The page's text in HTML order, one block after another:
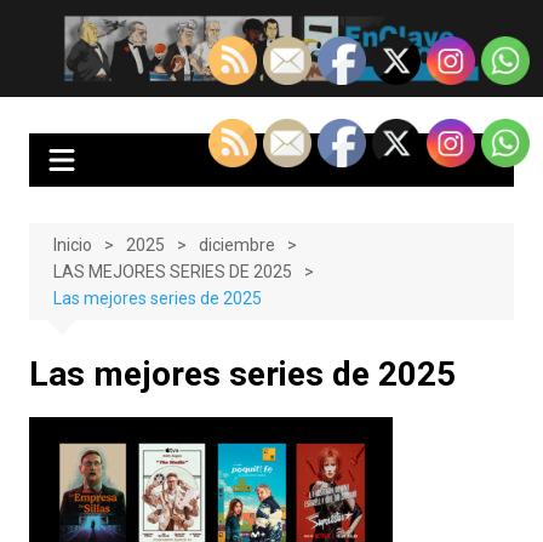
contenido
EnClave de Cine
Crítica cinematográfica y audiovisual. Punto de encuentro para los
amantes del cine y las series
Inicio 2025
diciembre
LAS MEJORES SERIES DE 2025
Las mejores series de 2025
Las mejores series de 2025